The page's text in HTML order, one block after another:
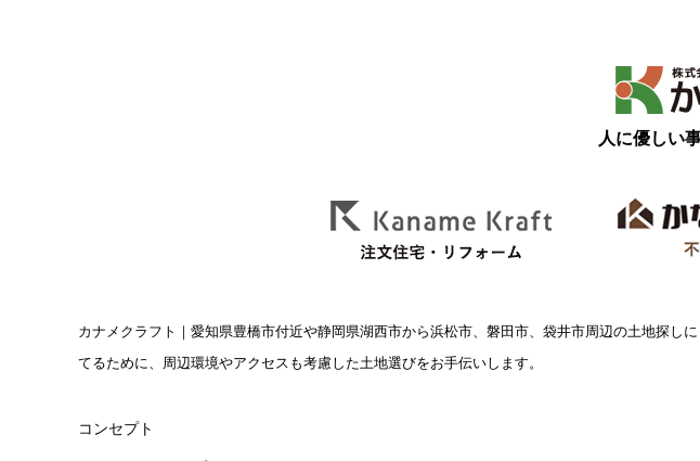
人に優しい
カナメクラフト ｜愛知県豊橋市付近や静岡県湖西市から浜松市、磐田市、袋井市周辺の土地探
てるために、周辺環境やアクセスも考慮した土地選びをお手伝いします。
コンセプト